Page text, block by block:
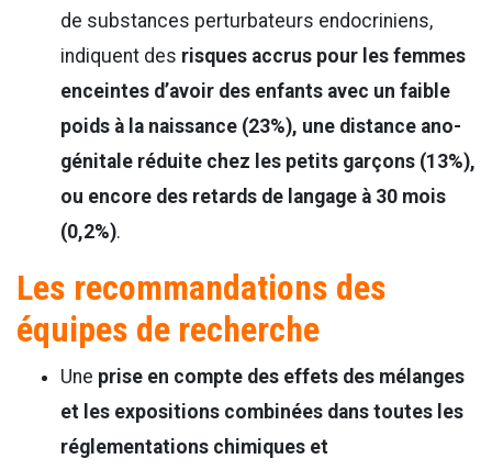
de substances perturbateurs endocriniens,
indiquent des risques accrus pour les femmes
enceintes d’avoir des enfants avec un faible
poids à la naissance (23%), une distance ano-
génitale réduite chez les petits garçons (13%),
ou encore des retards de langage à 30 mois
(0,2%).
Les recommandations des
équipes de recherche
Une prise en compte des effets des mélanges
et les expositions combinées dans toutes les
réglementations chimiques et